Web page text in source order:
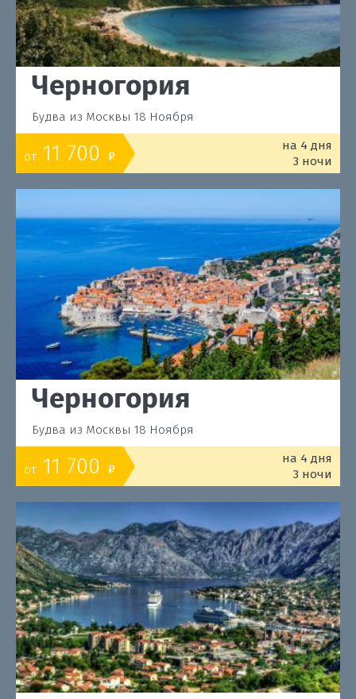
Черногория
Будва из Москвы 18 Ноября
от 11 700 o
на 4 дня
3 ночи
Черногория
Будва из Москвы 18 Ноября
от 11 700 o
на 4 дня
3 ночи